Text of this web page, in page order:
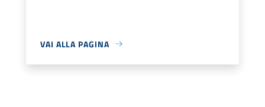
VAI ALLA PAGINA